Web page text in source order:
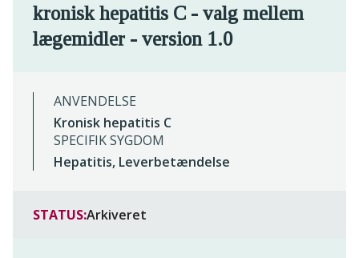
kronisk hepatitis C - valg mellem
lægemidler - version 1.0
ANVENDELSE
Kronisk hepatitis C
SPECIFIK SYGDOM
Hepatitis, Leverbetændelse
STATUS:Arkiveret